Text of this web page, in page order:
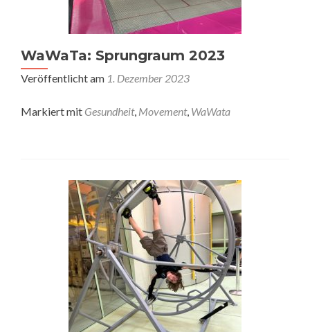
WaWaTa: Sprungraum 2023
Veröffentlicht am 1. Dezember 2023
Markiert mit Gesundheit, Movement, WaWata